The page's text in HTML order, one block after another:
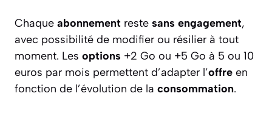
Chaque abonnement reste sans engagement,
avec possibilité de modifier ou résilier à tout
moment. Les options +2 Go ou +5 Go à 5 ou 10
euros par mois permettent d’adapter l’offre en
fonction de l’évolution de la consommation.